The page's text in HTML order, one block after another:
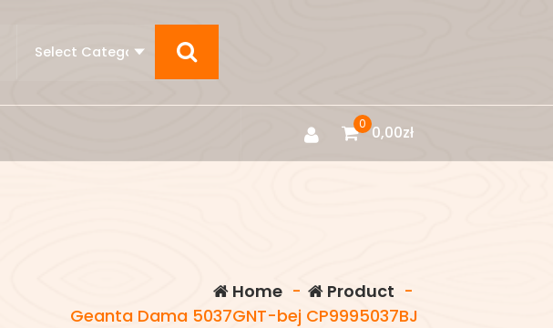
0 0,00zł
Home - Product -
Geanta Dama 5037GNT-bej CP9995037BJ